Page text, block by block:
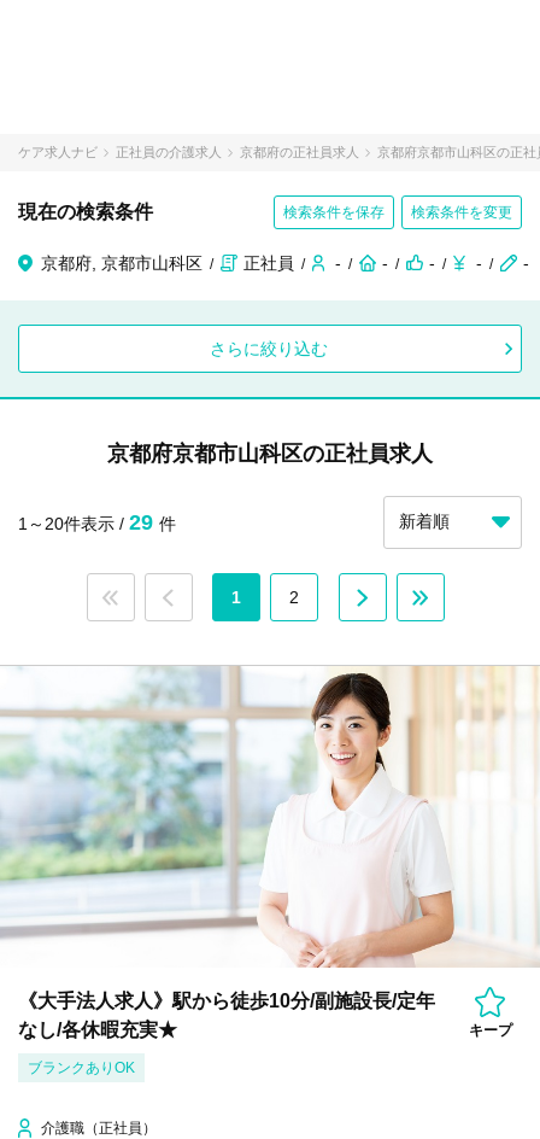
ケア求人ナビ 正社員の介護求人 京都府の正社員求人 京都府京都市山科区の正社
現在の検索条件 検索条件を保存 検索条件を変更
京都府, 京都市山科区 正社員 - - - - -
さらに絞り込む
京都府京都市山科区の正社員求人
1～20件表示 / 29 件
1 2
《大手法人求人》駅から徒歩10分/副施設長/定年
なし/各休暇充実★
キープ
ブランクありOK
介護職（正社員）